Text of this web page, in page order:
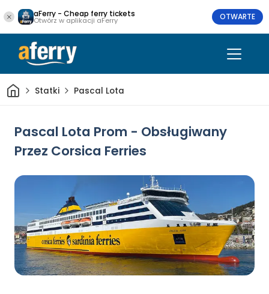
aFerry - Cheap ferry tickets
Otwórz w aplikacji aFerry OTWARTE
DomStatki Pascal Lota
Pascal Lota Prom - Obsługiwany
Przez Corsica Ferries